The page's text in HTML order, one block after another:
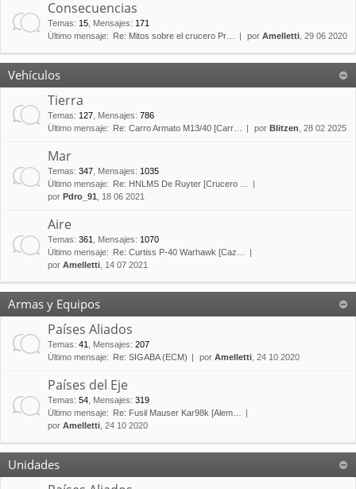
Consecuencias
Temas: 15 Mensajes: 171
Último mensaje:
Re: Mitos sobre el crucero Pr… por Amelletti , 29 06 2020
Vehículos
Tierra
Temas: 127 Mensajes: 786
Último mensaje:
Re: Carro Armato M13/40 [Carr… por Blitzen , 28 02 2025
Mar
Temas: 347 Mensajes: 1035
Último mensaje:
Re: HNLMS De Ruyter [Crucero …
por Pdro_91 , 18 06 2021
Aire
Temas: 361 Mensajes: 1070
Último mensaje:
Re: Curtiss P-40 Warhawk [Caz…
por Amelletti , 14 07 2021
Armas y Equipos
Países Aliados
Temas: 41 Mensajes: 207
Último mensaje:
Re: SIGABA (ECM) por Amelletti , 24 10 2020
Países del Eje
Temas: 54 Mensajes: 319
Último mensaje:
Re: Fusil Mauser Kar98k [Alem…
por Amelletti , 24 10 2020
Unidades